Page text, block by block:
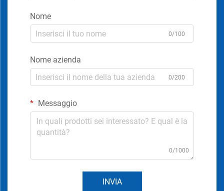
Nome
0/100
Nome azienda
0/200
Messaggio
0/1000
INVIA